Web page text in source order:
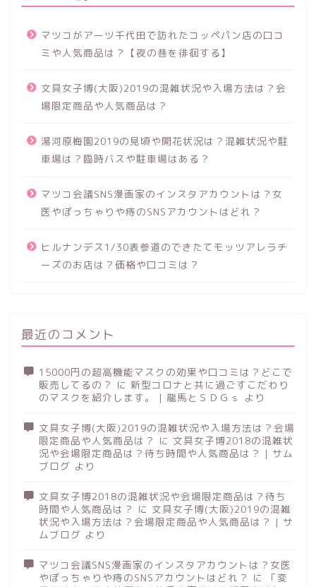
マツコがアーツ千代田で訪れたコッペパン店の口コ
ミや人気商品は？【夜の巷を徘徊する】
文具女子博(大阪)2019の混雑状況や入場方法は？会
場限定商品や人気商品は？
湯河原梅園2019の見頃や開花状況は？混雑状況や駐
車場は？臨時バスや駐車場はある？
マツコ会議SNS漫画家のインスタアカウントは？女
医やぽっちゃりや痔のSNSアカウントはどれ？
ヒルナンデス1/30表参道のできたてモッツアレラチ
ーズのお店は？価格や口コミは？
最近のコメント
15000円の超高機能マスクの効果や口コミは？どこで
販売してるの？ に 新型コロナと共に過ごすこだわり
のマスクを紹介します。 | 龍馬とＳＤＧｓ
より
文具女子博(大阪)2019の混雑状況や入場方法は？会場
限定商品や人気商品は？ に 文具女子博2018の混雑状
況や会場限定商品は？待ち時間や人気商品は？ | サム
ブログ より
文具女子博2018の混雑状況や会場限定商品は？待ち
時間や人気商品は？ に 文具女子博(大阪)2019の混雑
状況や入場方法は？会場限定商品や人気商品は？ | サ
ムブログ より
マツコ会議SNS漫画家のインスタアカウントは？女医
やぽっちゃりや痔のSNSアカウントはどれ？ に
「変